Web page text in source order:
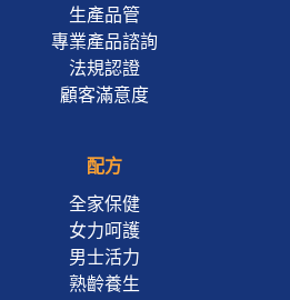
生產品管
專業產品諮詢
法規認證
顧客滿意度
配方
全家保健
女力呵護
男士活力
熟齡養生